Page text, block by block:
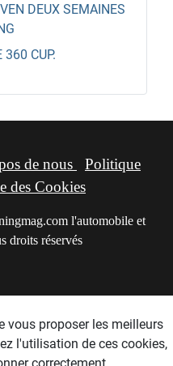
DEUX SEMAINES
360 CUP.
de nous
Politique
des Cookies
l'automobile et
droits réservés
vous proposer les meilleurs
l'utilisation de ces cookies,